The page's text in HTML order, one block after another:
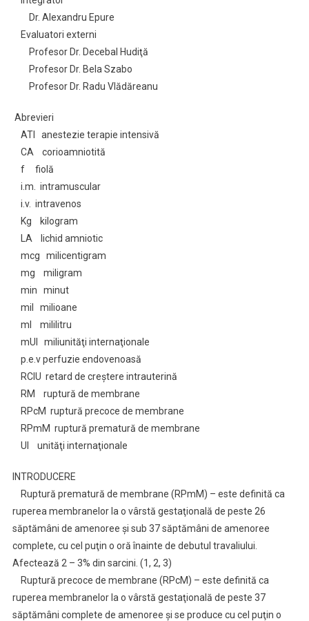
Dr. Alexandru Epure
Evaluatori externi
Profesor Dr. Decebal Hudiţă
Profesor Dr. Bela Szabo
Profesor Dr. Radu Vlădăreanu
Abrevieri
ATI anestezie terapie intensivă
CA corioamniotită
f fiolă
i.m. intramuscular
i.v. intravenos
Kg kilogram
LA lichid amniotic
mcg milicentigram
mg miligram
min minut
mil milioane
ml mililitru
mUI miliunităţi internaţionale
p.e.v perfuzie endovenoasă
RCIU retard de creştere intrauterină
RM ruptură de membrane
RPcM ruptură precoce de membrane
RPmM ruptură prematură de membrane
UI unităţi internaţionale
INTRODUCERE
Ruptură prematură de membrane (RPmM) – este definită ca
ruperea membranelor la o vârstă gestaţională de peste 26
săptămâni de amenoree şi sub 37 săptămâni de amenoree
complete, cu cel puţin o oră înainte de debutul travaliului.
Afectează 2 – 3% din sarcini. (1, 2, 3)
Ruptură precoce de membrane (RPcM) – este definită ca
ruperea membranelor la o vârstă gestaţională de peste 37
săptămâni complete de amenoree şi se produce cu cel puţin o